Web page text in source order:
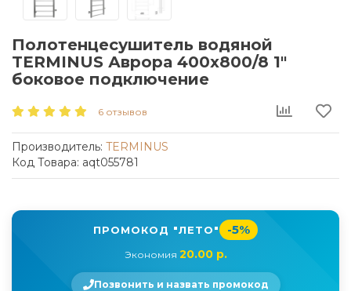
Полотенцесушитель водяной
TERMINUS Аврора 400x800/8 1"
боковое подключение
6 отзывов
Производитель: TERMINUS
Код Товара: aqt055781
ПРОМОКОД "ЛЕТО" -5%
Экономия 20.00 р.
Позвонить и назвать промокод